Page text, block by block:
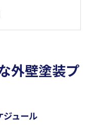
市の塗装条件
市での外壁塗装
く美しく保つ方
外壁塗装プ
ジュール